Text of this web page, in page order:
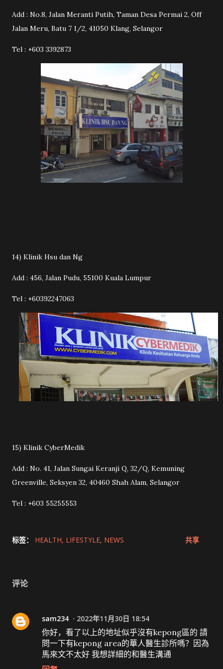
Add : No.8, Jalan Meranti Putih, Taman Desa Permai 2, Off
Jalan Meru, Batu 7 1/2, 41050 Klang, Selangor
Tel : +603 3392873
14) Klinik Hsu dan Ng
Add : 456, Jalan Pudu, 55100 Kuala Lumpur
Tel : +60392247063
15) Klinik CyberMedik
Add : No. 41, Jalan Sungai Keranji Q, 32/Q, Kemuning
Greenville, Seksyen 32, 40460 Shah Alam, Selangor
Tel : +603 55255553
标签： HEALTH LIFESTYLE NEWS 共享
评论
sam234 2022年11月30日 18:54
你好，看了以上的地址似乎沒有kepong區的 請
問一下有kepong area的華人醫生診所嗎？因為
馬來文不太好 我想詳細的和醫生溝通